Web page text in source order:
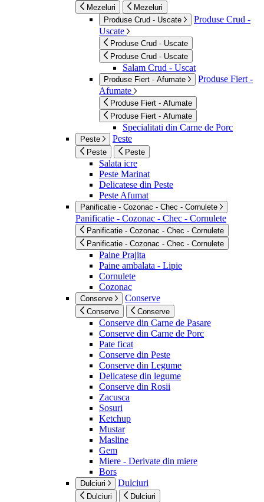
Mezeluri
Mezeluri
Produse Crud - Uscate
Produse Crud -
Uscate
Produse Crud - Uscate
Produse Crud - Uscate
Salam Crud - Uscat
Produse Fiert - Afumate
Produse Fiert -
Afumate
Produse Fiert - Afumate
Produse Fiert - Afumate
Specialitati din Carne de Porc
Peste Peste
Peste Peste
Salata icre
Peste Marinat
Delicatese din Peste
Peste Afumat
Panificatie - Cozonac - Chec - Cornulete
Panificatie - Cozonac - Chec - Cornulete
Panificatie - Cozonac - Chec - Cornulete
Panificatie - Cozonac - Chec - Cornulete
Paine Prajita
Paine ambalata - Lipie
Cornulete
Cozonac
Conserve Conserve
Conserve Conserve
Conserve din Carne de Pasare
Conserve din Carne de Porc
Pate ficat
Conserve din Peste
Conserve din Legume
Delicatese din legume
Conserve din Rosii
Zacusca
Sosuri
Ketchup
Mustar
Masline
Gem
Miere - Derivate din miere
Bors
Dulciuri Dulciuri
Dulciuri Dulciuri